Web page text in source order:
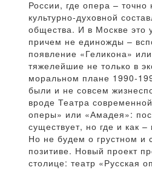
России, где опера –
культурно-духовной
общества. И в Москве это
причем не единожды –
появление «Геликона»
тяжелейшие не только в
моральном плане 1990-
были и не совсем
вроде Театра
оперы» или «Амадея»:
существует, но где и как
Но не будем о грустном и
позитиве. Новый проект
столице: театр «Русская